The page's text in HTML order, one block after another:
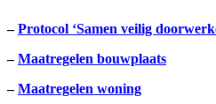
–Protocol ‘Samen veilig
–Maatregelen bouwplaats
–Maatregelen woning